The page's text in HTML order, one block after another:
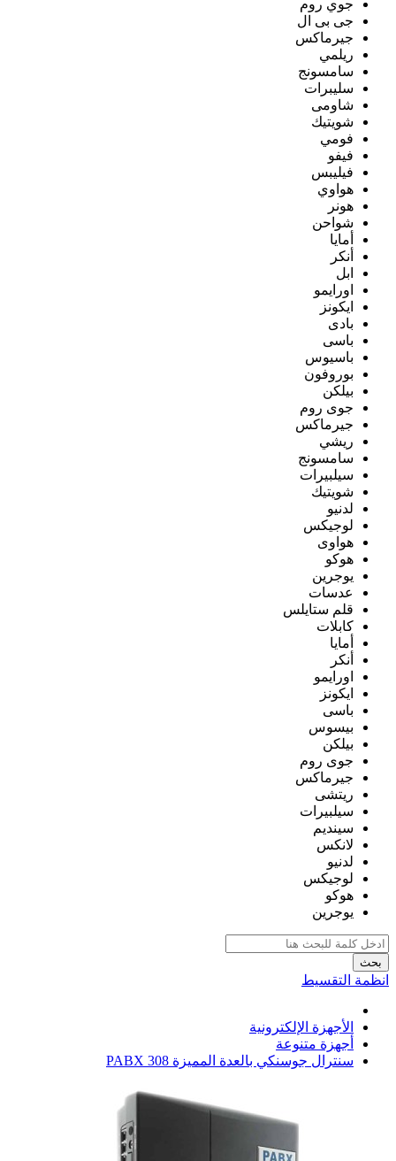
جوي روم
جى بى ال
جيرماكس
ريلمي
سامسونج
سليبرات
شاومى
شويتيك
فومي
فيفو
فيليبس
هواوي
هونر
شواحن
أمايا
أنكر
ابل
اورايمو
ايكونز
بادى
باسى
باسيوس
بوروفون
بيلكن
جوى روم
جيرماكس
ريشي
سامسونج
سيلبيرات
شويتيك
لدنيو
لوجيكس
هواوى
هوكو
يوجرين
عدسات
قلم ستايلس
كابلات
أمايا
أنكر
اورايمو
ايكونز
باسى
بيسوس
بيلكن
جوى روم
جيرماكس
ريتشى
سيلبيرات
سينديم
لانكس
لدنيو
لوجيكس
هوكو
يوجرين
بحث
انظمة التقسيط
الأجهزة الإلكترونية
أجهزة متنوعة
سنترال جوسنكي بالعدة المميزة 308 PABX